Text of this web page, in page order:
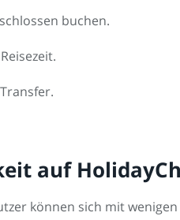
buchen.
auf
können sich mit